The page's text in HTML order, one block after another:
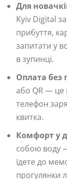
Для
Kyiv Digital
прибуття,
запитати у
в зупинці.
Оплата без
або QR — це
телефон
квитка.
Комфорт у
собою воду
їдете до
прогулянки